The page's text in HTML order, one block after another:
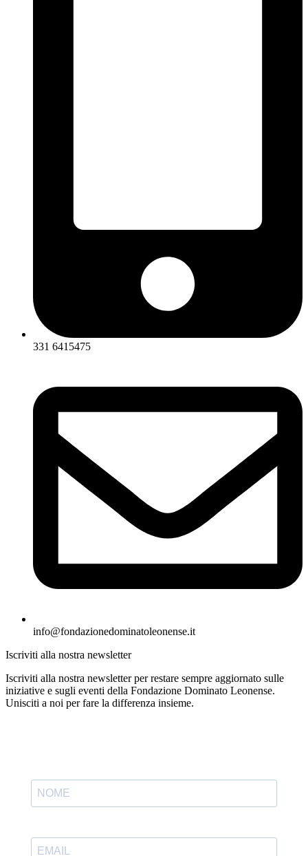
331 6415475
info@fondazionedominatoleonense.it
Iscriviti alla nostra newsletter
Iscriviti alla nostra newsletter per restare sempre aggiornato sulle
iniziative e sugli eventi della Fondazione Dominato Leonense.
Unisciti a noi per fare la differenza insieme.